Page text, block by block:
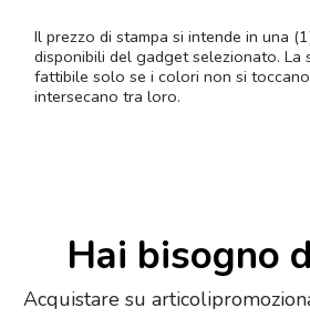
Il prezzo di stampa si intende in una
disponibili del gadget selezionato. La
fattibile solo se i colori non si
intersecano tra loro.
Hai bisogno
Acquistare su